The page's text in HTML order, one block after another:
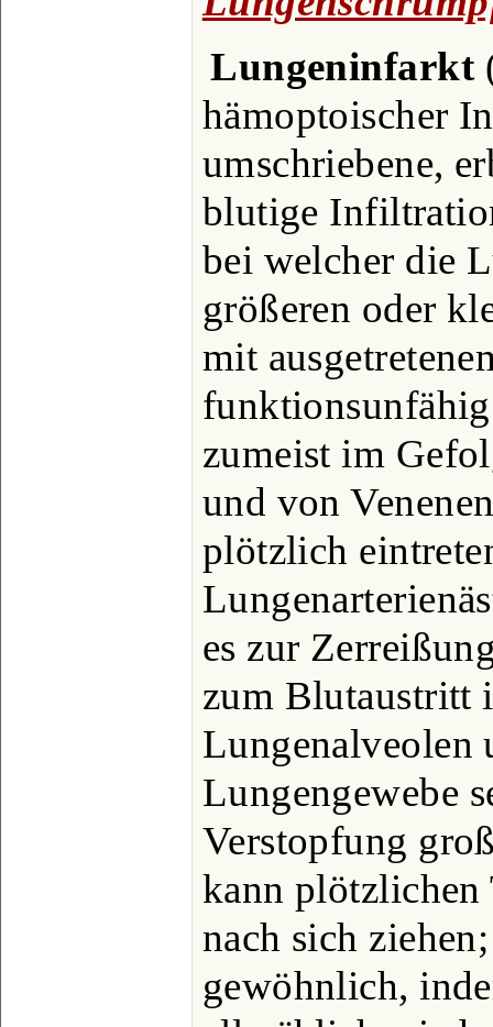
Lungeninfarkt
hämoptoischer
umschriebene,
blutige
bei welcher die
größeren oder
mit
zumeist im
und von
plötzlich
es zur
zum Blutaustritt
Lungenalveolen
Lungengewebe
Verstopfung
kann
nach sich
gewöhnlich,